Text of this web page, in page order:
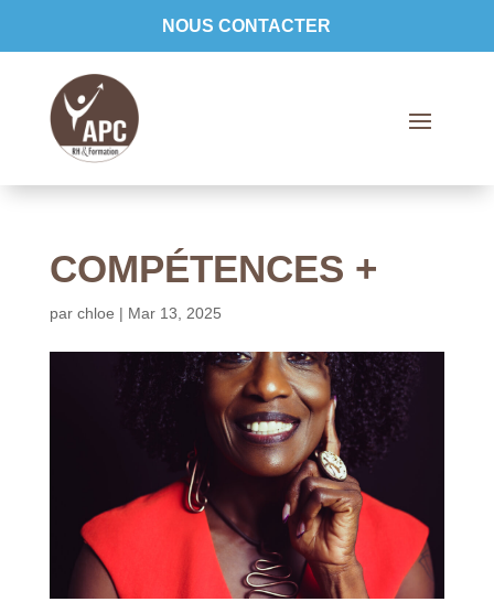
NOUS CONTACTER
COMPÉTENCES +
par chloe | Mar 13, 2025